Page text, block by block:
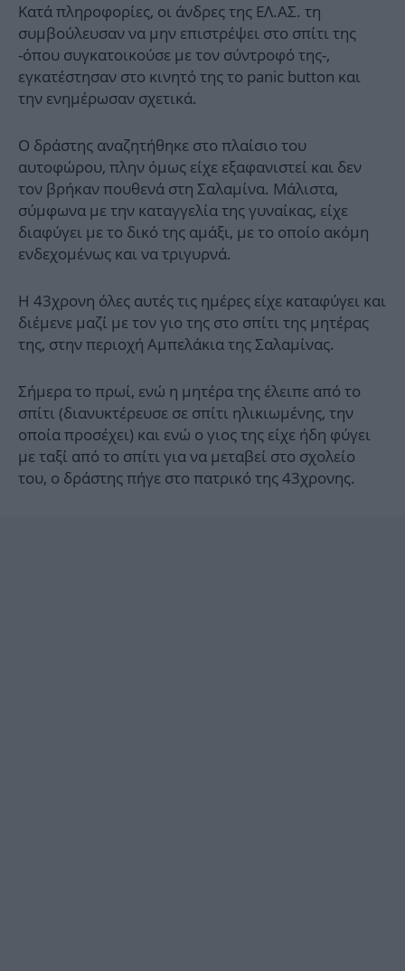
Κατά πληροφορίες, οι άνδρες της ΕΛ.ΑΣ. τη
συμβούλευσαν να μην επιστρέψει στο σπίτι της
-όπου συγκατοικούσε με τον σύντροφό της-,
εγκατέστησαν στο κινητό της το panic button και
την ενημέρωσαν σχετικά.
Ο δράστης αναζητήθηκε στο πλαίσιο του
αυτοφώρου, πλην όμως είχε εξαφανιστεί και δεν
τον βρήκαν πουθενά στη Σαλαμίνα. Μάλιστα,
σύμφωνα με την καταγγελία της γυναίκας, είχε
διαφύγει με το δικό της αμάξι, με το οποίο ακόμη
ενδεχομένως και να τριγυρνά.
Η 43χρονη όλες αυτές τις ημέρες είχε καταφύγει και
διέμενε μαζί με τον γιο της στο σπίτι της μητέρας
της, στην περιοχή Αμπελάκια της Σαλαμίνας.
Σήμερα το πρωί, ενώ η μητέρα της έλειπε από το
σπίτι (διανυκτέρευσε σε σπίτι ηλικιωμένης, την
οποία προσέχει) και ενώ ο γιος της είχε ήδη φύγει
με ταξί από το σπίτι για να μεταβεί στο σχολείο
του, ο δράστης πήγε στο πατρικό της 43χρονης.